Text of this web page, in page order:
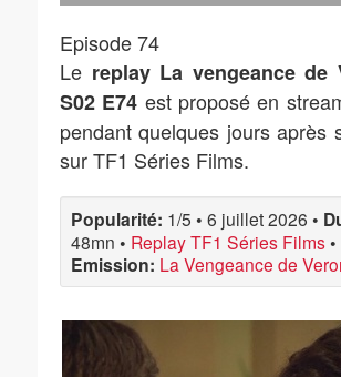
Episode 74
Le replay La vengeance de
S02 E74 est proposé en
pendant quelques jours après
sur TF1 Séries Films.
Popularité: 1/5 • 6 juillet 2026 •
48mn • Replay TF1 Séries Films •
Emission: La Vengeance de